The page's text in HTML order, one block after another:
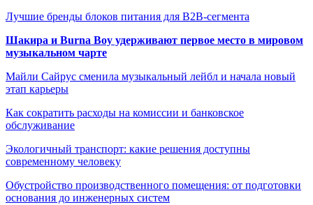
Лучшие бренды блоков питания для B2B-сегмента
Шакира и Burna Boy удерживают первое место в мировом
музыкальном чарте
Майли Сайрус сменила музыкальный лейбл и начала новый
этап карьеры
Как сократить расходы на комиссии и банковское
обслуживание
Экологичный транспорт: какие решения доступны
современному человеку
Обустройство производственного помещения: от подготовки
основания до инженерных систем